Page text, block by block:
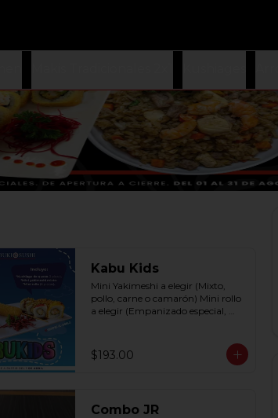
Kabu Kids
Mini Yakimeshi a elegir (Mixto,
pollo, carne o camarón) Mini rollo
a elegir (Empanizado especial,
$193.00
Combo JR